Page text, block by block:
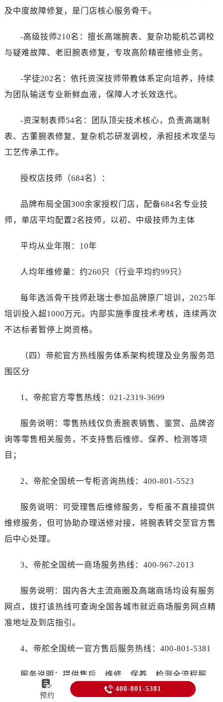
及中度故障修复，是门店核心服务骨干。
-高级技师210名：擅长高端腕表、复杂功能机芯调校
与疑难故障、老旧腕表修复，专攻高阶精密维修业务。
-学徒202名：依托资深技师带教体系定向培养，持续
为团队输送专业新鲜血液，保障人才长效迭代。
-资深制表师54名：团队顶尖技术核心，负责高端制
表、古董腕表修复、复杂机芯研发调校，承担技术攻坚与
工艺传承工作。
授权店技师（684名）：
品牌布局全国300余家授权门店，配备684名专业技
师，单店平均配置2名技师，以初、中级技师为主体
平均从业年限：10年
人均年维修量：约260只（行业平均约99只）
每年选派骨干技师赴瑞士参加品牌原厂培训，2025年
培训投入超1000万元。内部实施季度技术考核，连续两次
不达标者暂停上岗资格。
（四）帝舵官方热线服务体系架构梳理及业务服务范
围区分
1、帝舵官方零售热线：021-2319-3699
服务说明：零售热线仅负责腕表销售、鉴赏、品牌咨
询等零售相关服务，不支持售后维修、保养、检测等项
目；
2、帝舵全国统一专柜咨询热线：400-801-5523
服务说明：可受理售后维修服务，专柜虽不直接提供
维修服务，但可协助办理送修对接，将腕表转交至官方售
后中心处理。
3、帝舵全国统一商场服务热线：400-967-2013
服务说明：国内各大主流商圈及高端商场均设有服务
网点，拨打该热线可查询全国各城市就近商场服务网点精
准地址及到店指引。
4、帝舵全国统一官方售后服务热线：400-801-5381
服务说明：提供售后、维修、保养、检测全流程服
务，可咨询腕表维修价格、维修周期、保养注意事项，受

预约
 400-801-5381